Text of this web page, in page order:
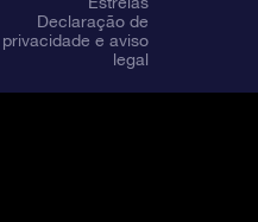
Declaração de
privacidade e aviso
legal